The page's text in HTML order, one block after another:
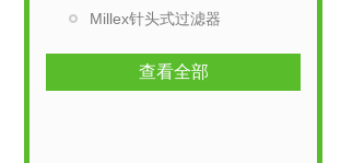
Millex针头式过滤器
查看全部